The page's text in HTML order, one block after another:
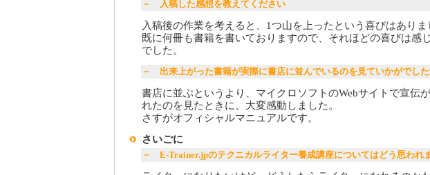
－ 入稿した感想を教えてください
入稿後の作業を考えると、1つ山を上ったという喜びはありま
既に何冊も書籍を書いておりますので、それほどの喜びは感
でした。
－ 出来上がった書籍が実際に書店に並んでいるのを見ていかがでした
書店に並ぶというより、マイクロソフトのWebサイトで宣伝
れたのを見たときに、大変感動しました。
さすがオフィシャルマニュアルです。
さいごに
－ E-Trainer.jpのテクニカルライター養成講座についてはどう思われ